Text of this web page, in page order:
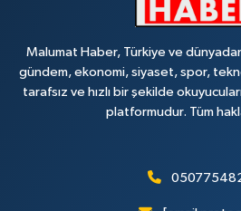
Malumat Haber, Türkiye ve
gündem, ekonomi, siyaset, spor,
tarafsız ve hızlı bir şekilde
platformudur. Tüm